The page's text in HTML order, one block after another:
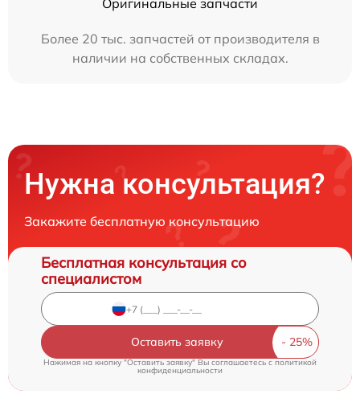
Оригинальные запчасти
Более 20 тыс. запчастей от производителя в
наличии на собственных складах.
Нужна консультация?
Закажите бесплатную консультацию
Бесплатная консультация со
специалистом
Оставить заявку
Нажимая на кнопку "Оставить заявку" Вы соглашаетесь c политикой
конфиденциальности